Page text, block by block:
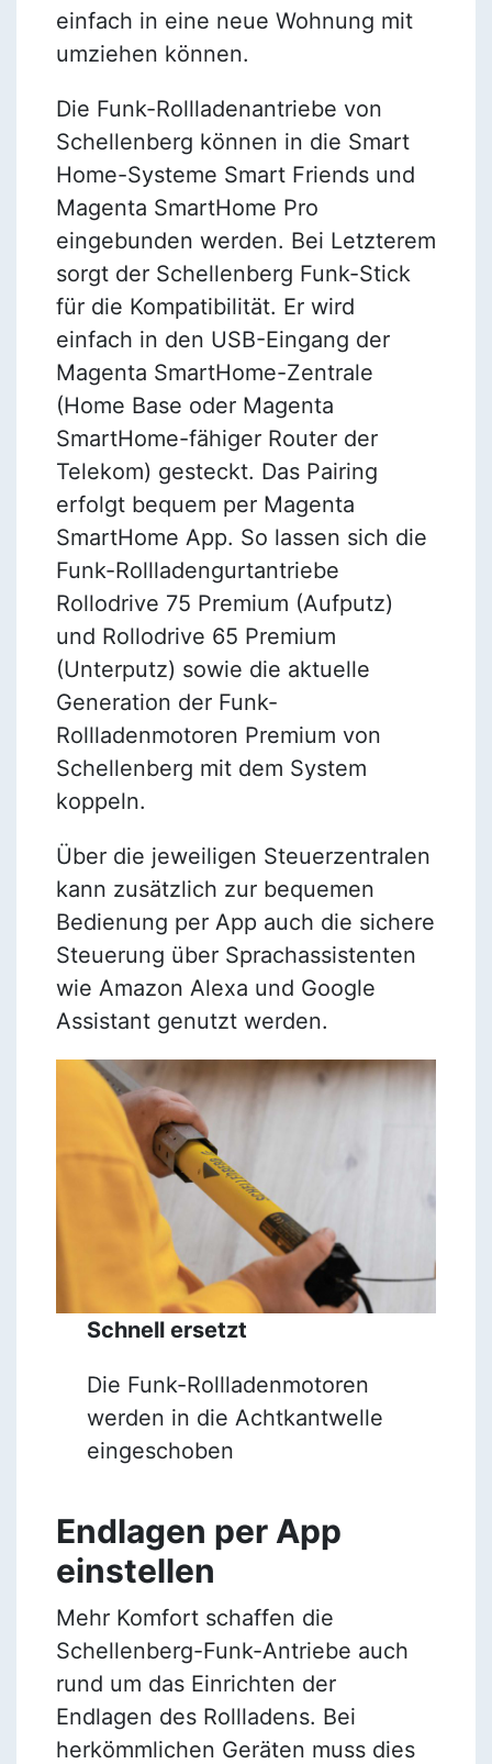
einfach in eine neue Wohnung mit
umziehen können.
Die Funk-Rollladenantriebe von
Schellenberg können in die Smart
Home-Systeme Smart Friends und
Magenta SmartHome Pro
eingebunden werden. Bei Letzterem
sorgt der Schellenberg Funk-Stick
für die Kompatibilität. Er wird
einfach in den USB-Eingang der
Magenta SmartHome-Zentrale
(Home Base oder Magenta
SmartHome-fähiger Router der
Telekom) gesteckt. Das Pairing
erfolgt bequem per Magenta
SmartHome App. So lassen sich die
Funk-Rollladengurtantriebe
Rollodrive 75 Premium (Aufputz)
und Rollodrive 65 Premium
(Unterputz) sowie die aktuelle
Generation der Funk-
Rollladenmotoren Premium von
Schellenberg mit dem System
koppeln.
Über die jeweiligen Steuerzentralen
kann zusätzlich zur bequemen
Bedienung per App auch die sichere
Steuerung über Sprachassistenten
wie Amazon Alexa und Google
Assistant genutzt werden.
Schnell ersetzt
Die Funk-Rollladenmotoren
werden in die Achtkantwelle
eingeschoben
Endlagen per App
einstellen
Mehr Komfort schaffen die
Schellenberg-Funk-Antriebe auch
rund um das Einrichten der
Endlagen des Rollladens. Bei
herkömmlichen Geräten muss dies